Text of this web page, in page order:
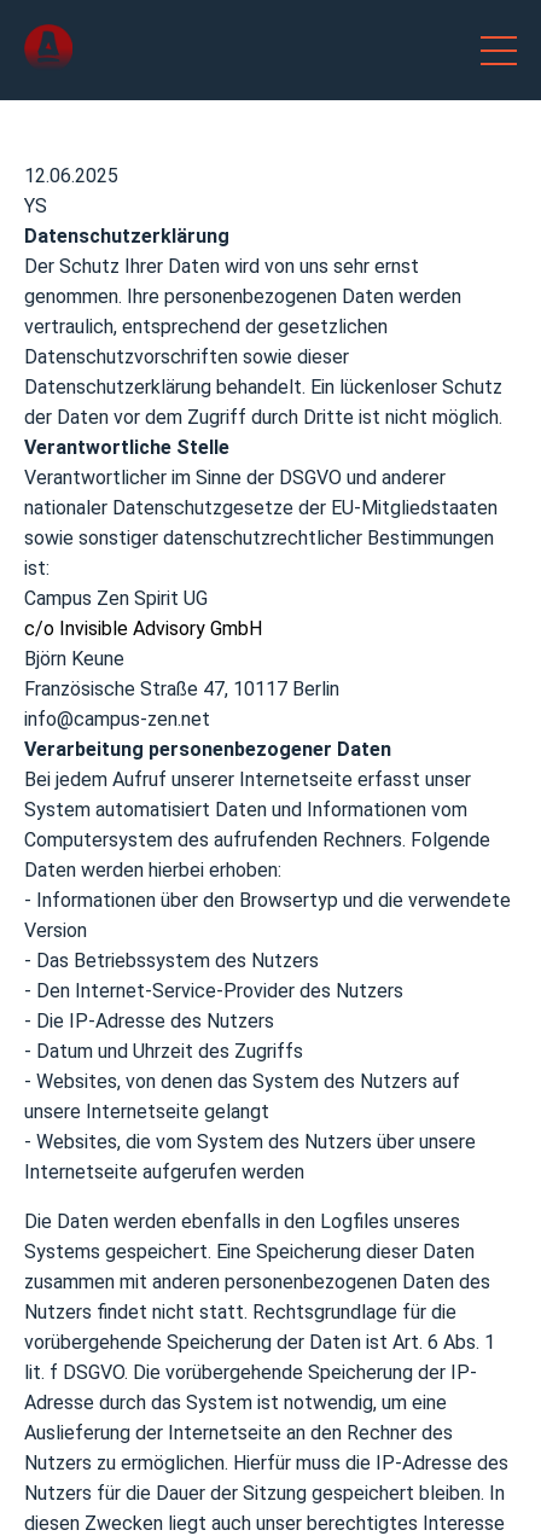
12.06.2025
YS
Datenschutzerklärung
Der Schutz Ihrer Daten wird von uns sehr ernst
genommen. Ihre personenbezogenen Daten werden
vertraulich, entsprechend der gesetzlichen
Datenschutzvorschriften sowie dieser
Datenschutzerklärung behandelt. Ein lückenloser Schutz
der Daten vor dem Zugriff durch Dritte ist nicht möglich.
Verantwortliche Stelle
Verantwortlicher im Sinne der DSGVO und anderer
nationaler Datenschutzgesetze der EU-Mitgliedstaaten
sowie sonstiger datenschutzrechtlicher Bestimmungen
ist:
Campus Zen Spirit UG
c/o Invisible Advisory GmbH
Björn Keune
Französische Straße 47, 10117 Berlin
info@campus-zen.net
Verarbeitung personenbezogener Daten
Bei jedem Aufruf unserer Internetseite erfasst unser
System automatisiert Daten und Informationen vom
Computersystem des aufrufenden Rechners. Folgende
Daten werden hierbei erhoben:
- Informationen über den Browsertyp und die verwendete
Version
- Das Betriebssystem des Nutzers
- Den Internet-Service-Provider des Nutzers
- Die IP-Adresse des Nutzers
- Datum und Uhrzeit des Zugriffs
- Websites, von denen das System des Nutzers auf
unsere Internetseite gelangt
- Websites, die vom System des Nutzers über unsere
Internetseite aufgerufen werden
Die Daten werden ebenfalls in den Logfiles unseres
Systems gespeichert. Eine Speicherung dieser Daten
zusammen mit anderen personenbezogenen Daten des
Nutzers findet nicht statt. Rechtsgrundlage für die
vorübergehende Speicherung der Daten ist Art. 6 Abs. 1
lit. f DSGVO. Die vorübergehende Speicherung der IP-
Adresse durch das System ist notwendig, um eine
Auslieferung der Internetseite an den Rechner des
Nutzers zu ermöglichen. Hierfür muss die IP-Adresse des
Nutzers für die Dauer der Sitzung gespeichert bleiben. In
diesen Zwecken liegt auch unser berechtigtes Interesse